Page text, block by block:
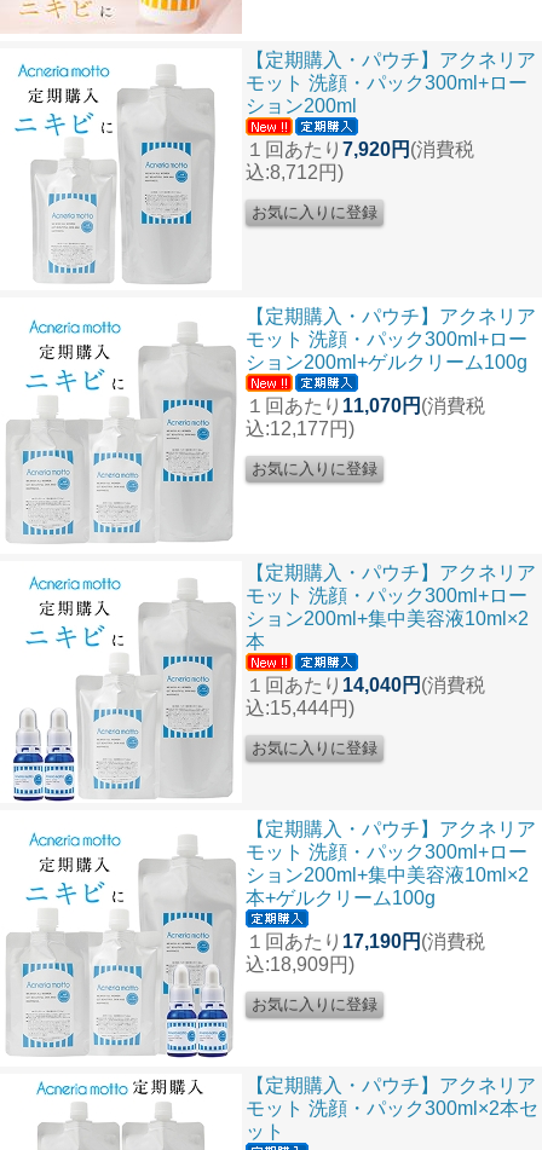
【定期購入・パウチ】アクネリア
モット 洗顔・パック300ml+ロー
ション200ml
１回あたり 7,920円 (消費税
込:8,712円)
【定期購入・パウチ】アクネリア
モット 洗顔・パック300ml+ロー
ション200ml+ゲルクリーム100g
１回あたり 11,070円 (消費税
込:12,177円)
【定期購入・パウチ】アクネリア
モット 洗顔・パック300ml+ロー
ション200ml+集中美容液10ml×2
本
１回あたり 14,040円 (消費税
込:15,444円)
【定期購入・パウチ】アクネリア
モット 洗顔・パック300ml+ロー
ション200ml+集中美容液10ml×2
本+ゲルクリーム100g
１回あたり 17,190円 (消費税
込:18,909円)
【定期購入・パウチ】アクネリア
モット 洗顔・パック300ml×2本セ
ット